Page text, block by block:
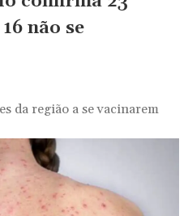
não se
da região a se vacinarem